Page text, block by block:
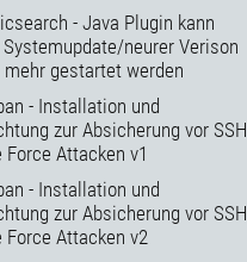
- Java Plugin kann
Systemupdate/neurer Verison
gestartet werden
- Installation und
zur Absicherung vor SSH
Force Attacken v1
- Installation und
zur Absicherung vor SSH
Force Attacken v2